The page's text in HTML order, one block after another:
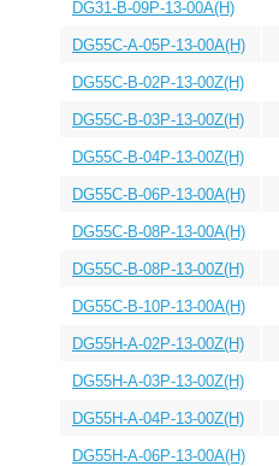
DG31-B-09P-13-00A(H)
DG55C-A-05P-13-00A(H)
DG55C-B-02P-13-00Z(H)
DG55C-B-03P-13-00Z(H)
DG55C-B-04P-13-00Z(H)
DG55C-B-06P-13-00A(H)
DG55C-B-08P-13-00A(H)
DG55C-B-08P-13-00Z(H)
DG55C-B-10P-13-00A(H)
DG55H-A-02P-13-00Z(H)
DG55H-A-03P-13-00Z(H)
DG55H-A-04P-13-00Z(H)
DG55H-A-06P-13-00A(H)